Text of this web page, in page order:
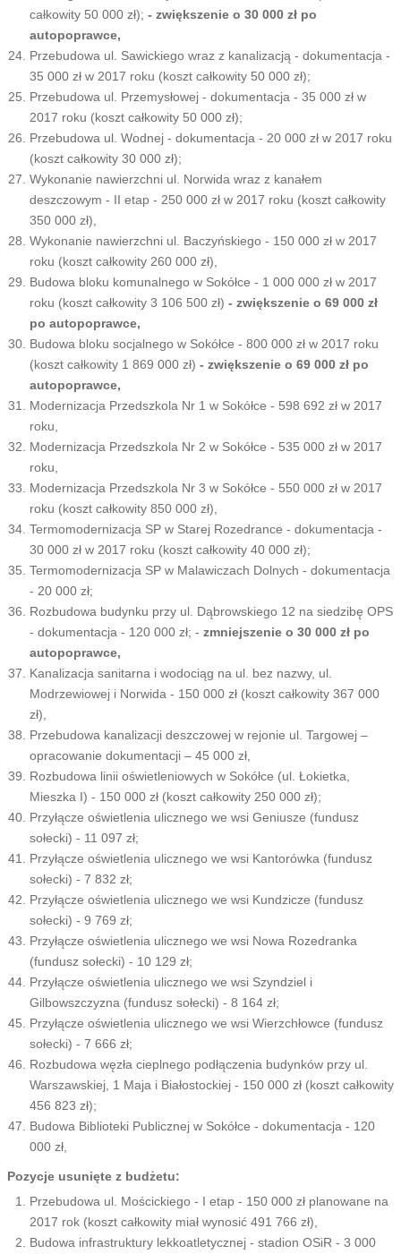
całkowity 50 000 zł); - zwiększenie o 30 000 zł po
autopoprawce,
Przebudowa ul. Sawickiego wraz z kanalizacją - dokumentacja -
35 000 zł w 2017 roku (koszt całkowity 50 000 zł);
Przebudowa ul. Przemysłowej - dokumentacja - 35 000 zł w
2017 roku (koszt całkowity 50 000 zł);
Przebudowa ul. Wodnej - dokumentacja - 20 000 zł w 2017 roku
(koszt całkowity 30 000 zł);
Wykonanie nawierzchni ul. Norwida wraz z kanałem
deszczowym - II etap - 250 000 zł w 2017 roku (koszt całkowity
350 000 zł),
Wykonanie nawierzchni ul. Baczyńskiego - 150 000 zł w 2017
roku (koszt całkowity 260 000 zł),
Budowa bloku komunalnego w Sokółce - 1 000 000 zł w 2017
roku (koszt całkowity 3 106 500 zł) - zwiększenie o 69 000 zł
po autopoprawce,
Budowa bloku socjalnego w Sokółce - 800 000 zł w 2017 roku
(koszt całkowity 1 869 000 zł) - zwiększenie o 69 000 zł po
autopoprawce,
Modernizacja Przedszkola Nr 1 w Sokółce - 598 692 zł w 2017
roku,
Modernizacja Przedszkola Nr 2 w Sokółce - 535 000 zł w 2017
roku,
Modernizacja Przedszkola Nr 3 w Sokółce - 550 000 zł w 2017
roku (koszt całkowity 850 000 zł),
Termomodernizacja SP w Starej Rozedrance - dokumentacja -
30 000 zł w 2017 roku (koszt całkowity 40 000 zł);
Termomodernizacja SP w Malawiczach Dolnych - dokumentacja
- 20 000 zł;
Rozbudowa budynku przy ul. Dąbrowskiego 12 na siedzibę OPS
- dokumentacja - 120 000 zł; - zmniejszenie o 30 000 zł po
autopoprawce,
Kanalizacja sanitarna i wodociąg na ul. bez nazwy, ul.
Modrzewiowej i Norwida - 150 000 zł (koszt całkowity 367 000
zł),
Przebudowa kanalizacji deszczowej w rejonie ul. Targowej –
opracowanie dokumentacji – 45 000 zł,
Rozbudowa linii oświetleniowych w Sokółce (ul. Łokietka,
Mieszka I) - 150 000 zł (koszt całkowity 250 000 zł);
Przyłącze oświetlenia ulicznego we wsi Geniusze (fundusz
sołecki) - 11 097 zł;
Przyłącze oświetlenia ulicznego we wsi Kantorówka (fundusz
sołecki) - 7 832 zł;
Przyłącze oświetlenia ulicznego we wsi Kundzicze (fundusz
sołecki) - 9 769 zł;
Przyłącze oświetlenia ulicznego we wsi Nowa Rozedranka
(fundusz sołecki) - 10 129 zł;
Przyłącze oświetlenia ulicznego we wsi Szyndziel i
Gilbowszczyzna (fundusz sołecki) - 8 164 zł;
Przyłącze oświetlenia ulicznego we wsi Wierzchłowce (fundusz
sołecki) - 7 666 zł;
Rozbudowa węzła cieplnego podłączenia budynków przy ul.
Warszawskiej, 1 Maja i Białostockiej - 150 000 zł (koszt całkowity
456 823 zł);
Budowa Biblioteki Publicznej w Sokółce - dokumentacja - 120
000 zł,
Pozycje usunięte z budżetu:
Przebudowa ul. Mościckiego - I etap - 150 000 zł planowane na
2017 rok (koszt całkowity miał wynosić 491 766 zł),
Budowa infrastruktury lekkoatletycznej - stadion OSiR - 3 000